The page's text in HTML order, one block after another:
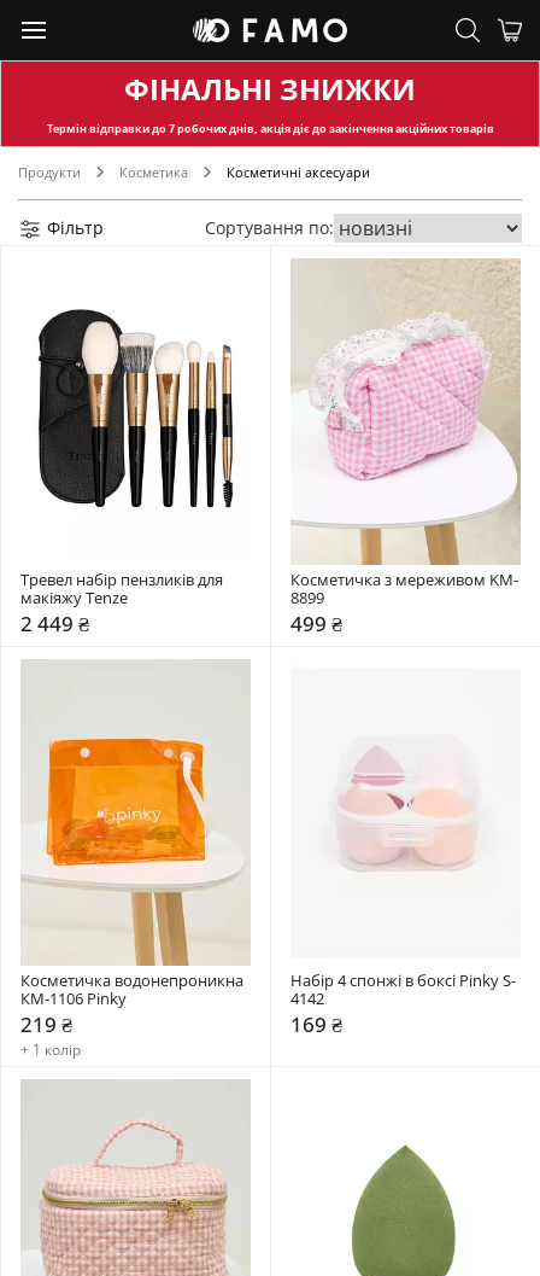
ФІНАЛЬНІ ЗНИЖКИ
Термін відправкидо 7 робочих днів, акція діє до закінчення акційних товарів
Продукти Косметика Косметичні аксесуари
Фільтр Сортування по:
Тревел набір пензликів для
макіяжу Tenze
2 449 ₴
Косметичка з мереживом KM-
8899
499 ₴
Косметичка водонепроникна
КМ-1106 Pinky
219 ₴
+ 1 колір
Набір 4 спонжі в боксі Pinky S-
4142
169 ₴